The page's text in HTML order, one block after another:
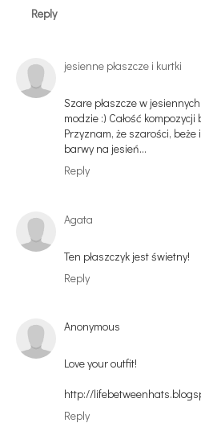
Reply
jesienne płaszcze i kurtki
Szare płaszcze w
modzie :) Całość
Przyznam, że szarości,
barwy na jesień...
Reply
Agata
Ten płaszczyk jest świetny!
Reply
Anonymous
Love your outfit!
http://
Reply